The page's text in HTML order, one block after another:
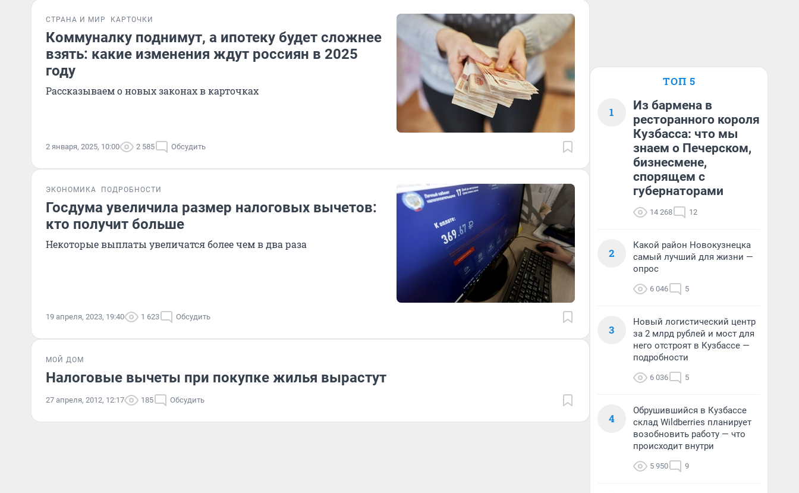
СТРАНА И МИР КАРТОЧКИ
Коммуналку поднимут, а ипотеку будет сложнее
взять: какие изменения ждут россиян в 2025
году
Рассказываем о новых законах в карточках
2 января, 2025, 10:00 2 585 Обсудить
ЭКОНОМИКА ПОДРОБНОСТИ
Госдума увеличила размер налоговых вычетов:
кто получит больше
Некоторые выплаты увеличатся более чем в два раза
19 апреля, 2023, 19:40 1 623 Обсудить
МОЙ ДОМ
Налоговые вычеты при покупке жилья вырастут
27 апреля, 2012, 12:17 185 Обсудить
ТОП 5
1
Из бармена в
ресторанного короля
Кузбасса: что мы
знаем о Печерском,
бизнесмене,
спорящем с
губернаторами
14 268 12
2
Какой район Новокузнецка
самый лучший для жизни —
опрос
6 046 5
3
Новый логистический центр
за 2 млрд рублей и мост для
него отстроят в Кузбассе —
подробности
6 036 5
4
Обрушившийся в Кузбассе
склад Wildberries планирует
возобновить работу — что
происходит внутри
5 950 9